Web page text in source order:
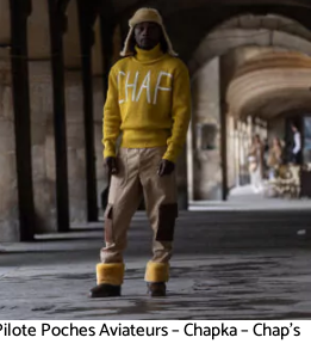
Poches Aviateurs – Chapka – Chap’s